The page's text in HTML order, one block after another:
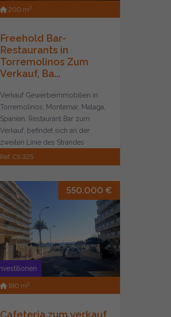
200 m2
Freehold Bar-
Restaurants in
Torremolinos Zum
Verkauf, Ba...
Verkauf Gewerbeimmobilien in
Torremolinos, Montemar, Malaga,
Spanien, Restaurant Bar zum
Verkauf, befindet sich an der
zweiten Linie des Strandes
Montemar , gegenüber vie...
Ref. CS 325
550.000 €
Investitionen
190 m2